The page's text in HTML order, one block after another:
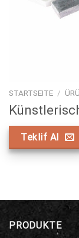
STARTSEITE /
Teklif Al
PRODUKTE